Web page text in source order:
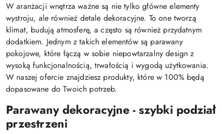
W aranżacji wnętrza ważne są nie tylko główne elementy
wystroju, ale również detale dekoracyjne. To one tworzą
klimat, budują atmosferę, a często są również przydatnym
dodatkiem. Jednym z takich elementów są parawany
pokojowe, które łączą w sobie niepowtarzalny design z
wysoką funkcjonalnością, trwałością i wygodą użytkowania.
W naszej ofercie znajdziesz produkty, które w 100% będą
dopasowane do Twoich potrzeb.
Parawany dekoracyjne - szybki podział
przestrzeni